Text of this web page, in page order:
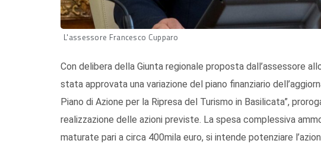
L'assessore Francesco Cupparo
Con delibera della Giunta regionale proposta dall’assessore
stata approvata una variazione del piano finanziario
Piano di Azione per la Ripresa del Turismo in Basilicata”,
realizzazione delle azioni previste. La spesa complessiva
maturate pari a circa 400mila euro, si intende potenziare